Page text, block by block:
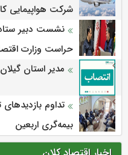
شرکت هواپیمایی
نشست دبیر ستاد
حراست وزارت
مدیر استان
تداوم
بیمه‌گری اربعین